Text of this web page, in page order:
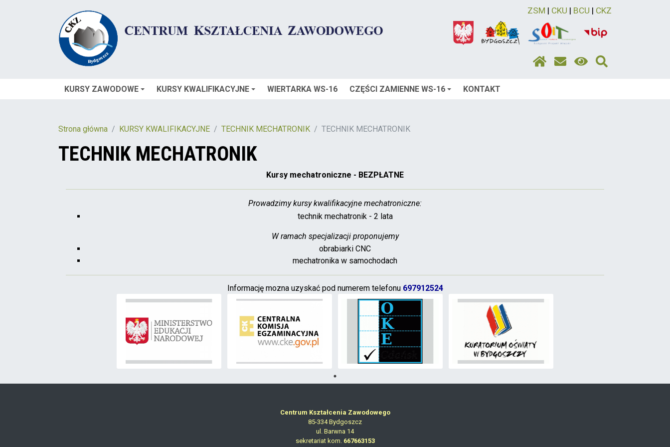
ZSM | CKU | BCU | CKZ
KURSY ZAWODOWE KURSY KWALIFIKACYJNE WIERTARKA WS-16 CZĘŚCI ZAMIENNE WS-16 KONTAKT
Strona główna KURSY KWALIFIKACYJNE TECHNIK MECHATRONIK TECHNIK MECHATRONIK
TECHNIK MECHATRONIK
Kursy mechatroniczne - BEZPŁATNE
Prowadzimy kursy kwalifikacyjne mechatroniczne:
technik mechatronik - 2 lata
W ramach specjalizacji proponujemy
obrabiarki CNC
mechatronika w samochodach
Informację mozna uzyskać pod numerem telefonu 697912524
Centrum Kształcenia Zawodowego
85-334 Bydgoszcz
ul. Barwna 14
sekretariat kom. 667663153